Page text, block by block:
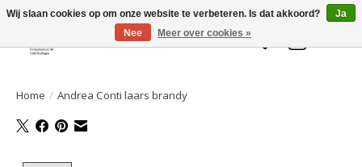
Welkom bij de Gelaarsde KAT
Verlanglijst
Home / Andrea Conti laars brandy
Wij slaan cookies op om onze website te verbeteren. Is dat akkoord?
Ja
Nee
Meer over cookies »